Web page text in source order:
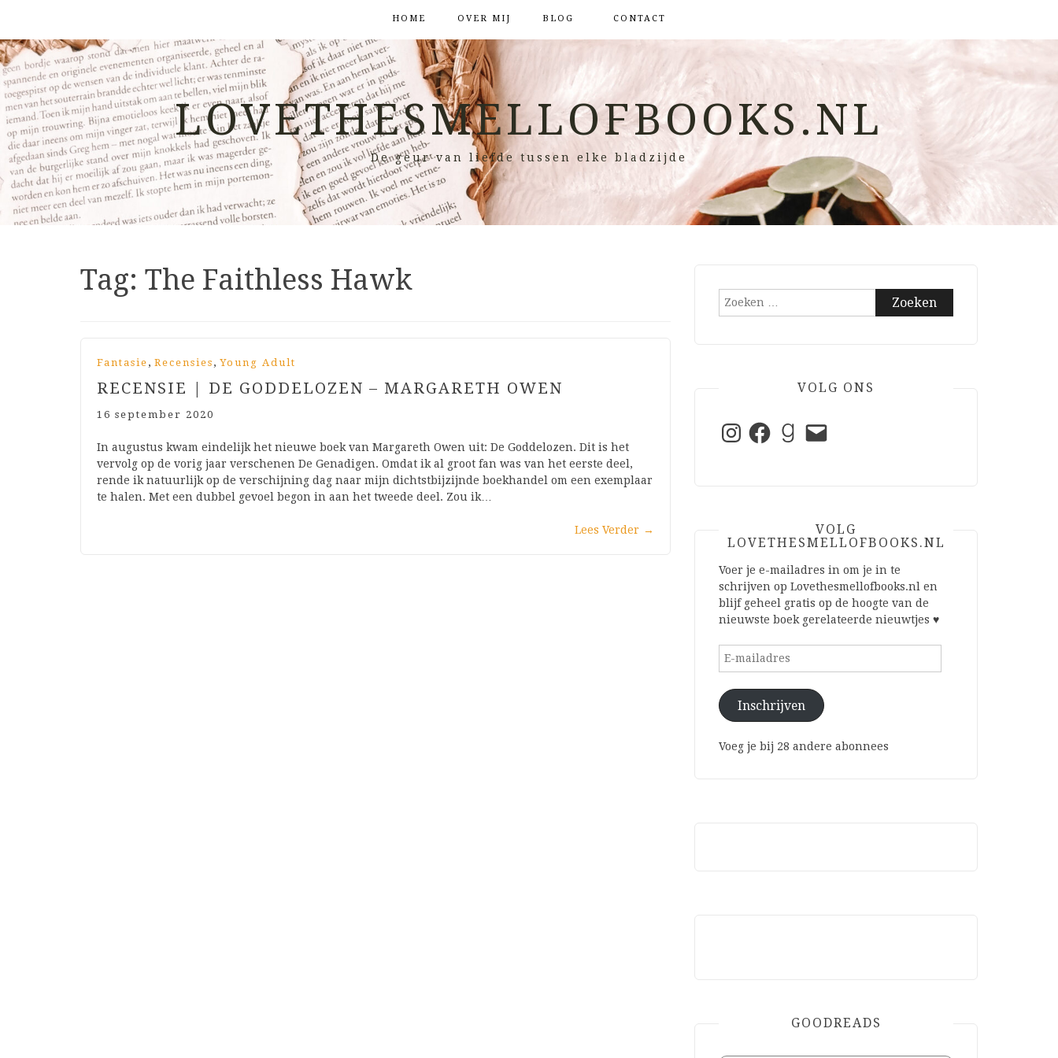
HOME OVER MIJ BLOG CONTACT
LOVETHESMELLOFBOOKS.NL
De geur van liefde tussen elke bladzijde
Tag: The Faithless Hawk
Fantasie , Recensies , Young Adult
RECENSIE | DE GODDELOZEN – MARGARETH OWEN
16 september 2020
In augustus kwam eindelijk het nieuwe boek van Margareth Owen uit: De Goddelozen. Dit is het
vervolg op de vorig jaar verschenen De Genadigen. Omdat ik al groot fan was van het eerste deel,
rende ik natuurlijk op de verschijning dag naar mijn dichtstbijzijnde boekhandel om een exemplaar
te halen. Met een dubbel gevoel begon in aan het tweede deel. Zou ik…
Lees Verder →
Zoeken
VOLG ONS
InstagramFacebookGoodreads
E-
mail
VOLG
LOVETHESMELLOFBOOKS.NL
Voer je e-mailadres in om je in te
schrijven op Lovethesmellofbooks.nl en
blijf geheel gratis op de hoogte van de
nieuwste boek gerelateerde nieuwtjes ♥
E-
Inschrijven
Voeg je bij 28 andere abonnees
GOODREADS